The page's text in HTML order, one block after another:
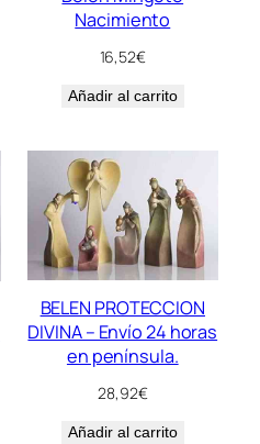
Nacimiento
16,52€
Añadir al carrito
BELEN PROTECCION
DIVINA – Envío 24 horas
en península.
28,92€
Añadir al carrito